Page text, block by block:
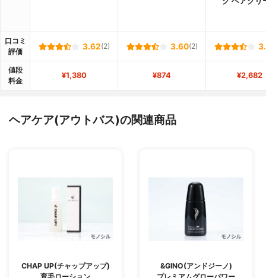
口コミ
評価
3.62(2) 3.60(2)
値段
料金
¥1,380 ¥874 ¥2,682
ヘアケア(アウトバス)の関連商品
CHAP UP(チャップアップ)
&GINO(アンドジーノ)